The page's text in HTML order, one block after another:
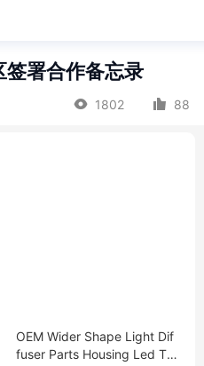
署合作备忘录
1802 88
OEM Wider Shape Light Dif
fuser Parts Housing Led Tu